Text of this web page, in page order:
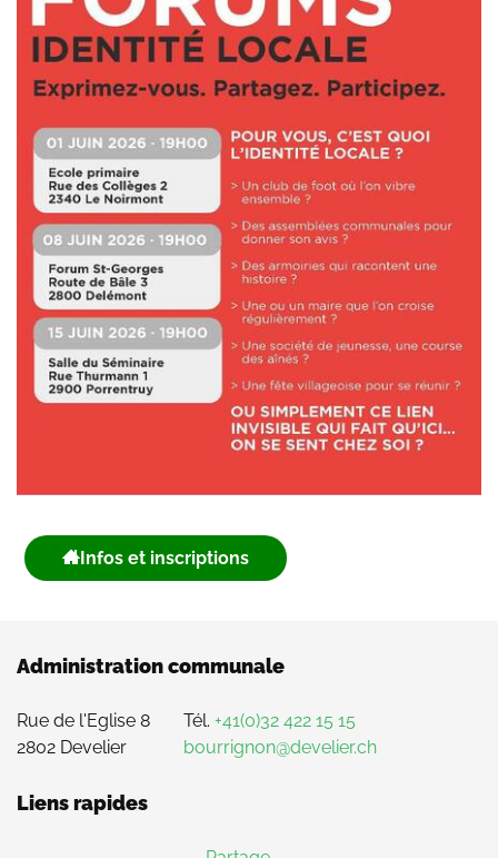
Infos et inscriptions
Administration communale
Rue de l'Eglise 8
2802 Develier
Tél. +41(0)32 422 15 15
bourrignon@develier.ch
Liens rapides